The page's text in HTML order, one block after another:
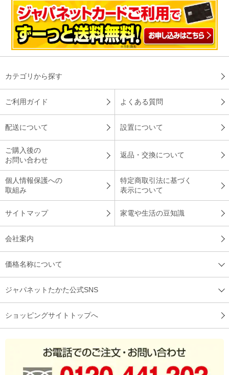
カテゴリから探す
ご利用ガイド よくある質問
配送について 設置について
ご購入後の
お問い合わせ
返品・交換について
個人情報保護への
取組み
特定商取引法に基づく
表示について
サイトマップ 家電や生活の豆知識
会社案内
価格名称について
ジャパネットたかた公式SNS
ショッピングサイトトップへ